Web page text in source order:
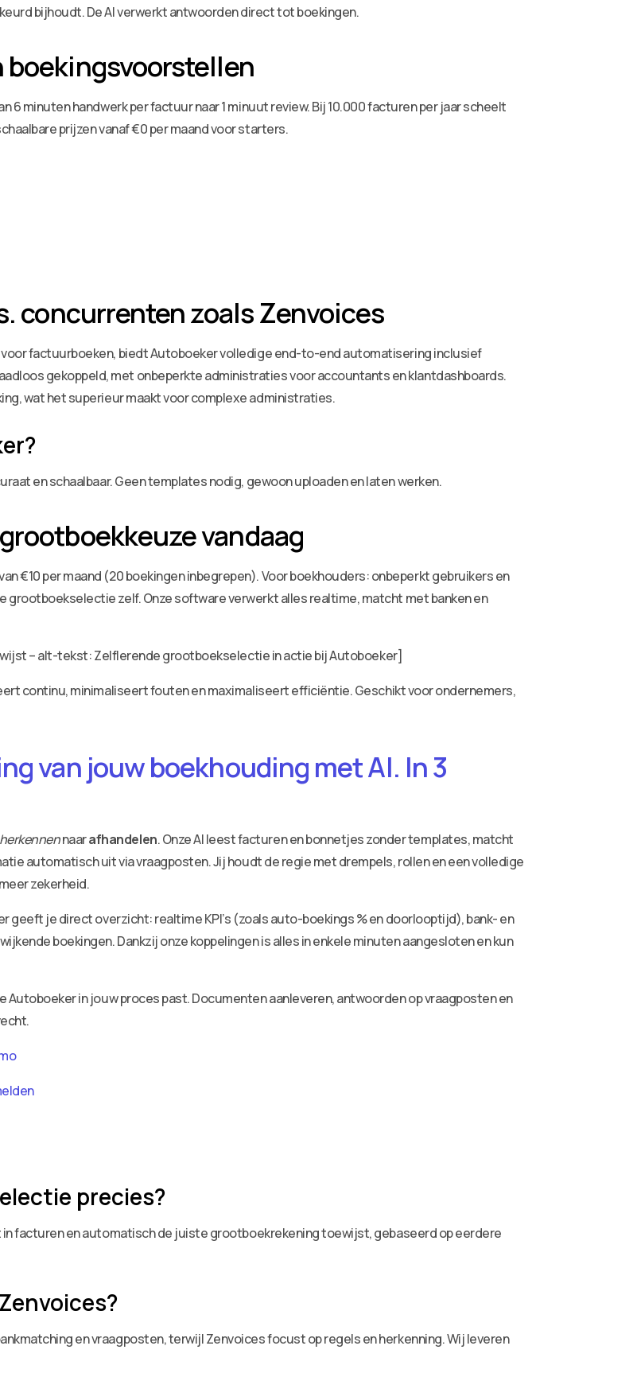
bijhoudt. De AI verwerkt antwoorden direct tot boekingen.
boekingsvoorstellen
minuten handwerk per factuur naar 1 minuut review. Bij 10.000 facturen per jaar scheelt
prijzen vanaf €0 per maand voor starters.
concurrenten zoals Zenvoices
factuurboeken, biedt Autoboeker volledige end-to-end automatisering inclusief
gekoppeld, met onbeperkte administraties voor accountants en klantdashboards.
wat het superieur maakt voor complexe administraties.
en schaalbaar. Geen templates nodig, gewoon uploaden en laten werken.
vandaag
€10 per maand (20 boekingen inbegrepen). Voor boekhouders: onbeperkt gebruikers en
grootboekselectie zelf. Onze software verwerkt alles realtime, matcht met banken en
– alt-tekst: Zelflerende grootboekselectie in actie bij Autoboeker]
continu, minimaliseert fouten en maximaliseert efficiëntie. Geschikt voor ondernemers,
van jouw boekhouding met AI. In 3
herkennennaarafhandelen. Onze AI leest facturen en bonnetjes zonder templates, matcht
automatisch uit via vraagposten. Jij houdt de regie met drempels, rollen en een volledige
zekerheid.
je direct overzicht: realtime KPI’s (zoals auto-boekings % en doorlooptijd), bank- en
boekingen. Dankzij onze koppelingen is alles in enkele minuten aangesloten en kun
Autoboeker in jouw proces past. Documenten aanleveren, antwoorden op vraagposten en
precies?
facturen en automatisch de juiste grootboekrekening toewijst, gebaseerd op eerdere
en vraagposten, terwijl Zenvoices focust op regels en herkenning. Wij leveren